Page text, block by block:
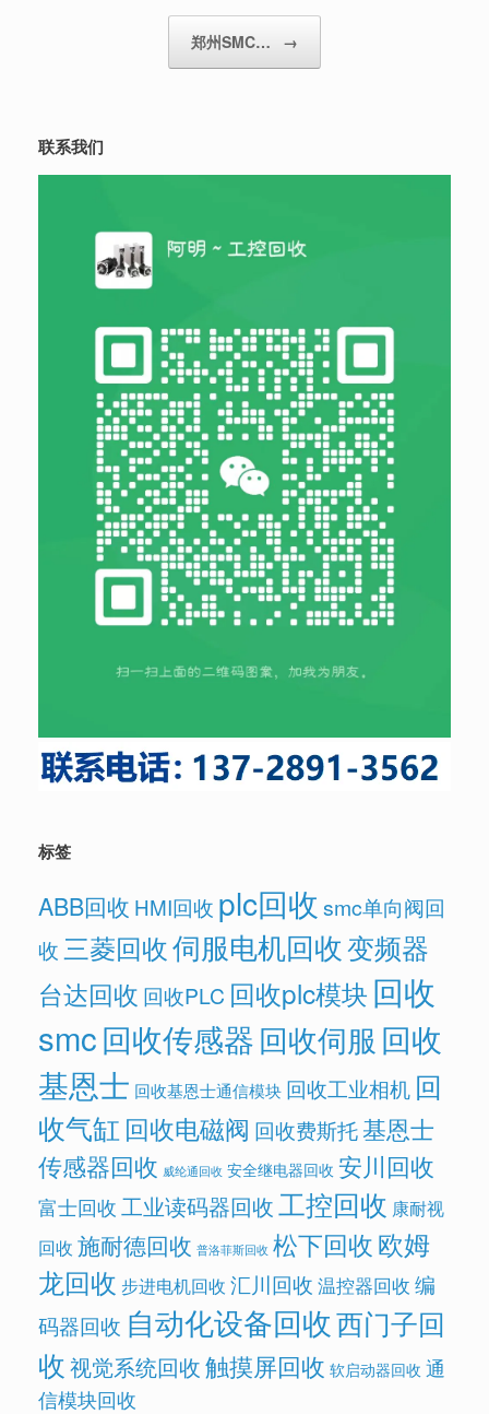
郑州SMC… →
联系我们
标签
ABB回收 HMI回收 plc回收 smc单向阀回
收 三菱回收伺服电机回收变频器
台达回收 回收PLC 回收plc模块 回收
smc回收传感器回收伺服 回收
基恩士 回收基恩士通信模块 回收工业相机 回
收气缸 回收电磁阀 回收费斯托基恩士
传感器回收 威纶通回收 安全继电器回收 安川回收
富士回收 工业读码器回收工控回收 康耐视
回收 施耐德回收 普洛菲斯回收 松下回收欧姆
龙回收 步进电机回收 汇川回收 温控器回收 编
码器回收 自动化设备回收西门子回
收视觉系统回收触摸屏回收 软启动器回收 通
信模块回收